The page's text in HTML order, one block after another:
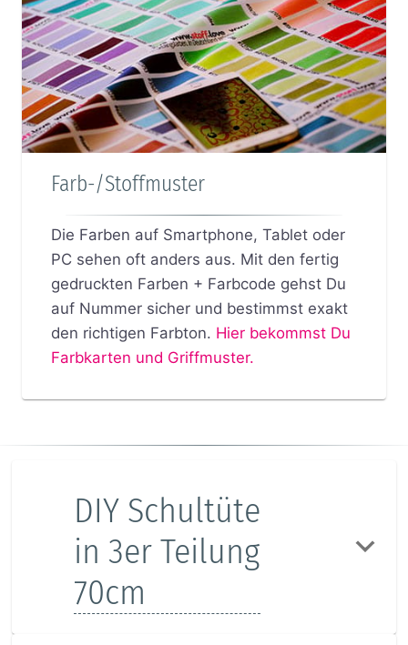
Farb-/Stoffmuster
Die Farben auf Smartphone, Tablet oder
PC sehen oft anders aus. Mit den fertig
gedruckten Farben + Farbcode gehst Du
auf Nummer sicher und bestimmst exakt
den richtigen Farbton. Hier bekommst Du
Farbkarten und Griffmuster.
DIY Schultüte
in 3er Teilung
70cm